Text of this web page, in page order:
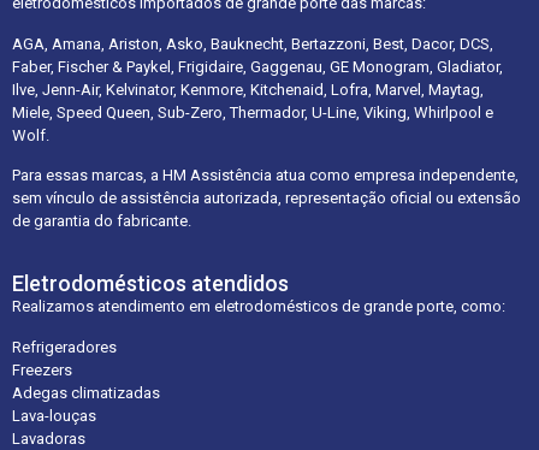
AGA, Amana, Ariston, Asko, Bauknecht, Bertazzoni, Best, Dacor, DCS,
Faber, Fischer & Paykel, Frigidaire, Gaggenau, GE Monogram, Gladiator,
Ilve, Jenn-Air, Kelvinator, Kenmore, Kitchenaid, Lofra, Marvel, Maytag,
Miele, Speed Queen, Sub-Zero, Thermador, U-Line, Viking, Whirlpool e
Wolf.
Para essas marcas, a HM Assistência atua como empresa independente,
sem vínculo de assistência autorizada, representação oficial ou extensão
de garantia do fabricante.
Eletrodomésticos atendidos
Realizamos atendimento em eletrodomésticos de grande porte, como:
Refrigeradores
Freezers
Adegas climatizadas
Lava-louças
Lavadoras